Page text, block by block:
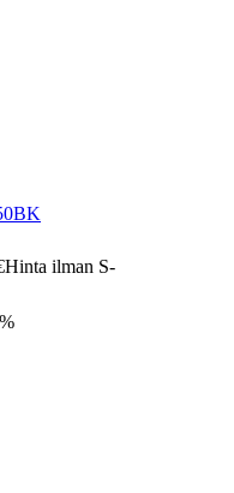
Hinta ilman S-